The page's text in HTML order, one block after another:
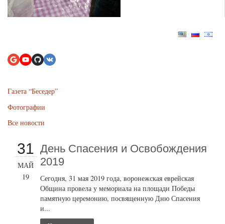
Газета “Беседер”
Фотографии
Все новости
31
МАЙ
19
День Спасения и Освобождения
2019
Сегодня, 31 мая 2019 года, воронежская еврейская
Община провела у мемориала на площади Победы
памятную церемонию, посвященную Дню Спасения
и...